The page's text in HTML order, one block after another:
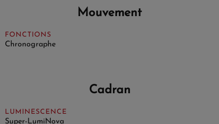
Mouvement
FONCTIONS
Chronographe
Cadran
LUMINESCENCE
Super-LumiNova